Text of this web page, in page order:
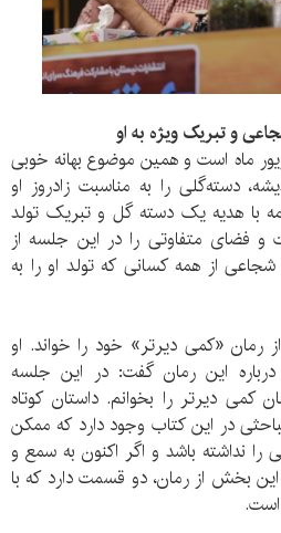
ماه است و همین موضوع بهانه خوبی
دسته‌گلی را به مناسبت زادروز او
با هدیه یک دسته گل و تبریک تولد
و فضای متفاوتی را در این جلسه از
شجاعی از همه کسانی که تولد او را به
«کمی دیرتر» خود را خواند. او
این رمان گفت: در این جلسه
دیرتر را بخوانم. داستان کوتاه
در این کتاب وجود دارد که ممکن
را نداشته باشد و اگر اکنون به سمع و
بخش از رمان، دو قسمت دارد که با
است.